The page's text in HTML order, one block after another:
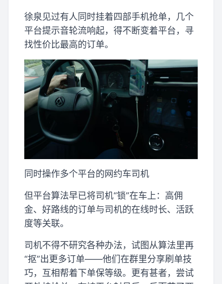
徐泉见过有人同时挂着四部手机抢单，几个
平台提示音轮流响起，得不断变着平台，寻
找性价比最高的订单。
同时操作多个平台的网约车司机
但平台算法早已将司机“锁”在车上：高佣
金、好路线的订单与司机的在线时长、活跃
度等关联。
司机不得不研究各种办法，试图从算法里再
“抠”出更多订单——他们在群里分享刷单技
巧，互相帮着下单保等级。更有甚者，尝试